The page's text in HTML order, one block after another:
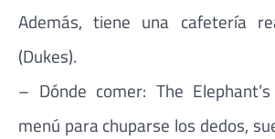
Además, tiene una cafetería
(Dukes).
– Dónde comer: The
menú para chuparse los dedos,